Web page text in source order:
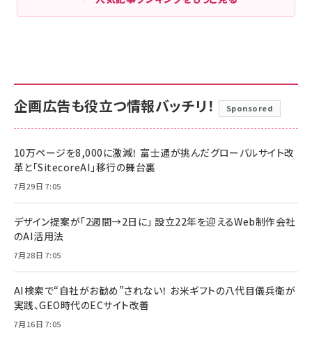
企画広告も役立つ情報バッチリ！ Sponsored
10万ページを8,000に激減！ 富士通が挑んだグローバルサイト改
革と「SitecoreAI」移行の舞台裏
7月29日 7:05
デザイン提案が「2週間→2日に」 設立22年を迎えるWeb制作会社
のAI活用法
7月28日 7:05
AI検索で“自社がお勧め”されない！ お米ギフトの八代目儀兵衛が
実践、GEO時代のECサイト改善
7月16日 7:05